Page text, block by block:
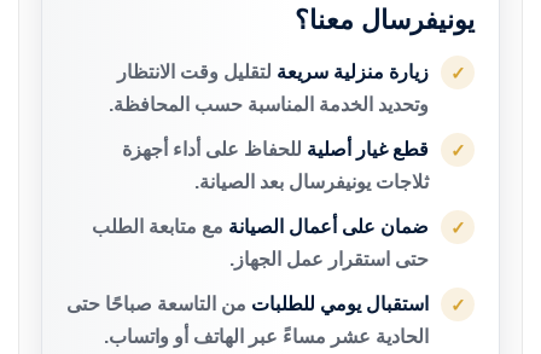
يونيفرسال معنا؟
✓ زيارة منزلية سريعة لتقليل وقت الانتظار
وتحديد الخدمة المناسبة حسب المحافظة.
✓ قطع غيار أصلية للحفاظ على أداء أجهزة
ثلاجات يونيفرسال بعد الصيانة.
✓ ضمان على أعمال الصيانة مع متابعة الطلب
حتى استقرار عمل الجهاز.
✓ استقبال يومي للطلبات من التاسعة صباحًا حتى
الحادية عشر مساءً عبر الهاتف أو واتساب.